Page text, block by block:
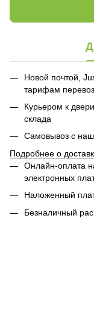
Новой почтой,
тарифам
Курьером к
склада
Самовывоз с
Подробнее о
Онлайн-оплата
электронных
Наложенный
Безналичный